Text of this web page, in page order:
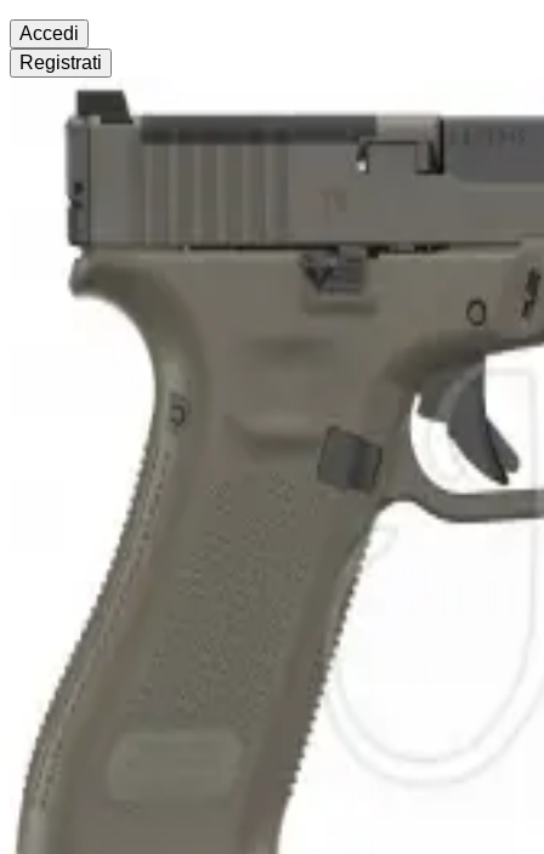
Accedi
Registrati